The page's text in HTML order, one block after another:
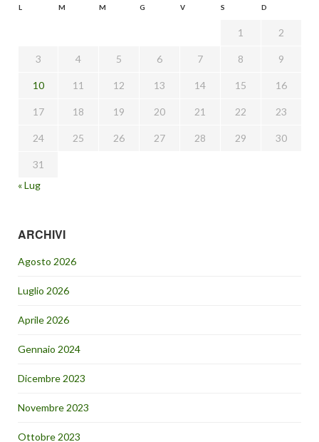
L M M G V S D
1 2
3 4 5 6 7 8 9
10 11 12 13 14 15 16
17 18 19 20 21 22 23
24 25 26 27 28 29 30
31
« Lug
ARCHIVI
Agosto 2026
Luglio 2026
Aprile 2026
Gennaio 2024
Dicembre 2023
Novembre 2023
Ottobre 2023